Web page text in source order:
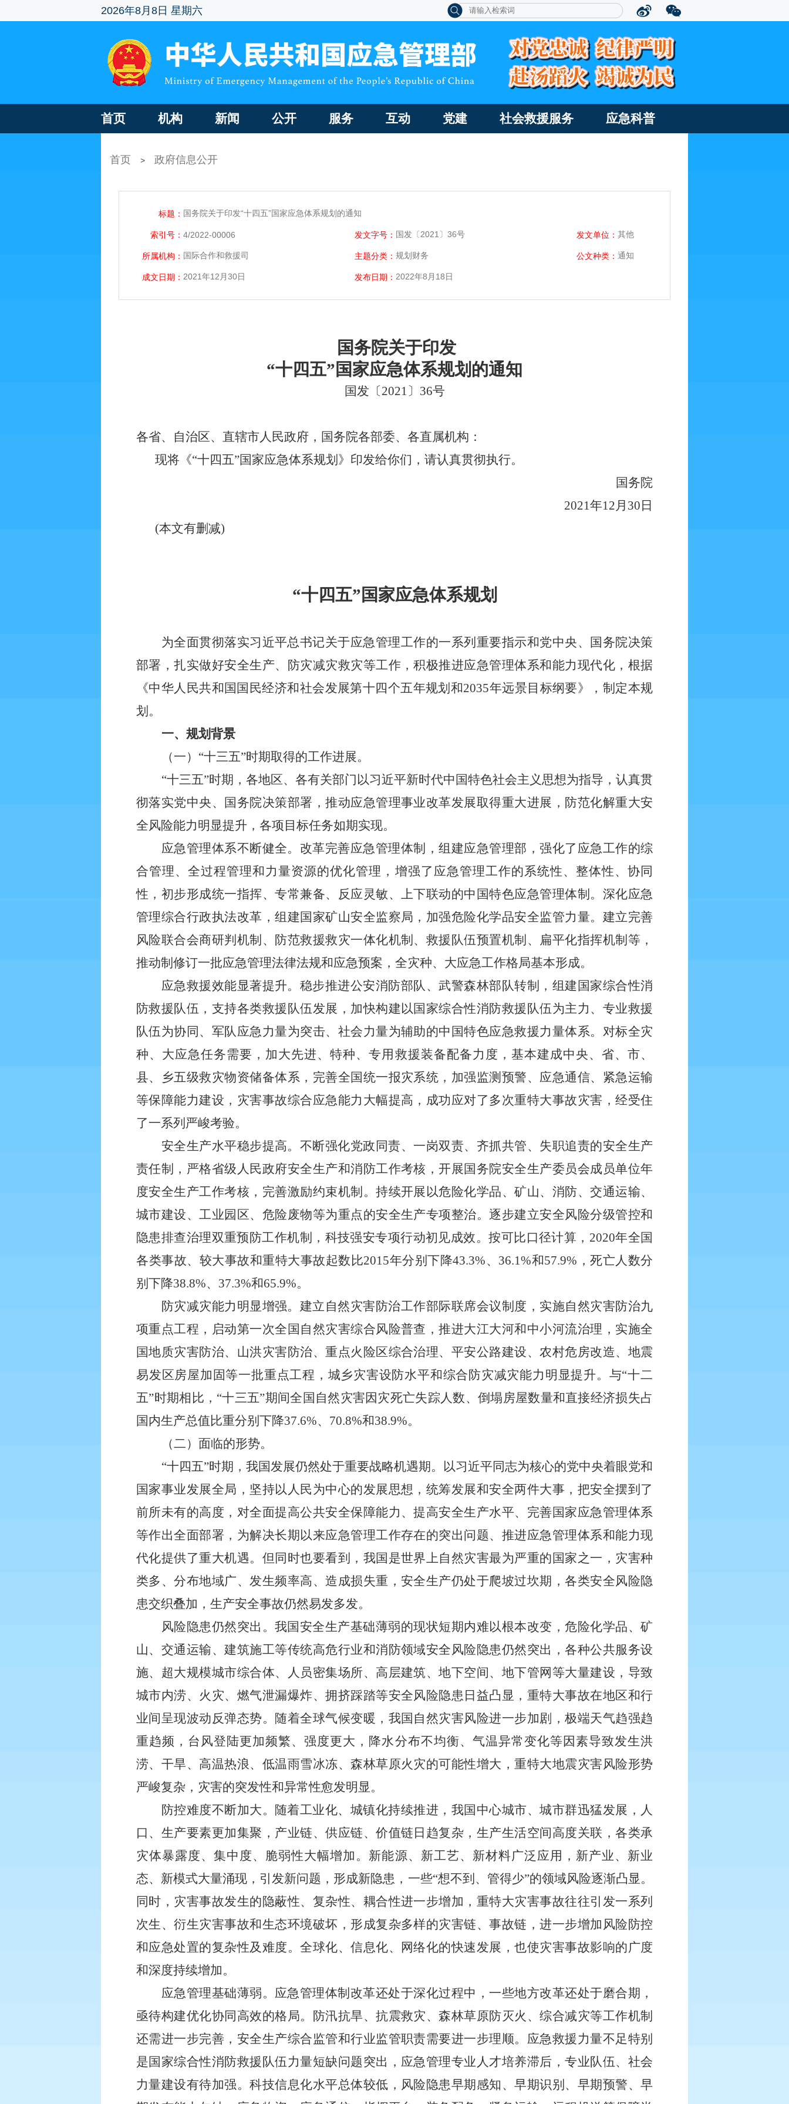
2026年8月8日 星期六
首页 机构 新闻 公开 服务 互动 党建 社会救援服务 应急科普
首页 > 政府信息公开
标题： 国务院关于印发“十四五”国家应急体系规划的通知
索引号： 4/2022-00006 发文字号： 国发〔2021〕36号 发文单位： 其他
所属机构： 国际合作和救援司 主题分类： 规划财务 公文种类： 通知
成文日期： 2021年12月30日 发布日期： 2022年8月18日
国务院关于印发
“十四五”国家应急体系规划的通知
国发〔2021〕36号
各省、自治区、直辖市人民政府，国务院各部委、各直属机构：
现将《“十四五”国家应急体系规划》印发给你们，请认真贯彻执行。
国务院
2021年12月30日
(本文有删减)
“十四五”国家应急体系规划
为全面贯彻落实习近平总书记关于应急管理工作的一系列重要指示和党中央、国务院决策
部署，扎实做好安全生产、防灾减灾救灾等工作，积极推进应急管理体系和能力现代化，根据
《中华人民共和国国民经济和社会发展第十四个五年规划和2035年远景目标纲要》，制定本规
划。
一、规划背景
（一）“十三五”时期取得的工作进展。
“十三五”时期，各地区、各有关部门以习近平新时代中国特色社会主义思想为指导，认真贯
彻落实党中央、国务院决策部署，推动应急管理事业改革发展取得重大进展，防范化解重大安
全风险能力明显提升，各项目标任务如期实现。
应急管理体系不断健全。改革完善应急管理体制，组建应急管理部，强化了应急工作的综
合管理、全过程管理和力量资源的优化管理，增强了应急管理工作的系统性、整体性、协同
性，初步形成统一指挥、专常兼备、反应灵敏、上下联动的中国特色应急管理体制。深化应急
管理综合行政执法改革，组建国家矿山安全监察局，加强危险化学品安全监管力量。建立完善
风险联合会商研判机制、防范救援救灾一体化机制、救援队伍预置机制、扁平化指挥机制等，
推动制修订一批应急管理法律法规和应急预案，全灾种、大应急工作格局基本形成。
应急救援效能显著提升。稳步推进公安消防部队、武警森林部队转制，组建国家综合性消
防救援队伍，支持各类救援队伍发展，加快构建以国家综合性消防救援队伍为主力、专业救援
队伍为协同、军队应急力量为突击、社会力量为辅助的中国特色应急救援力量体系。对标全灾
种、大应急任务需要，加大先进、特种、专用救援装备配备力度，基本建成中央、省、市、
县、乡五级救灾物资储备体系，完善全国统一报灾系统，加强监测预警、应急通信、紧急运输
等保障能力建设，灾害事故综合应急能力大幅提高，成功应对了多次重特大事故灾害，经受住
了一系列严峻考验。
安全生产水平稳步提高。不断强化党政同责、一岗双责、齐抓共管、失职追责的安全生产
责任制，严格省级人民政府安全生产和消防工作考核，开展国务院安全生产委员会成员单位年
度安全生产工作考核，完善激励约束机制。持续开展以危险化学品、矿山、消防、交通运输、
城市建设、工业园区、危险废物等为重点的安全生产专项整治。逐步建立安全风险分级管控和
隐患排查治理双重预防工作机制，科技强安专项行动初见成效。按可比口径计算，2020年全国
各类事故、较大事故和重特大事故起数比2015年分别下降43.3%、36.1%和57.9%，死亡人数分
别下降38.8%、37.3%和65.9%。
防灾减灾能力明显增强。建立自然灾害防治工作部际联席会议制度，实施自然灾害防治九
项重点工程，启动第一次全国自然灾害综合风险普查，推进大江大河和中小河流治理，实施全
国地质灾害防治、山洪灾害防治、重点火险区综合治理、平安公路建设、农村危房改造、地震
易发区房屋加固等一批重点工程，城乡灾害设防水平和综合防灾减灾能力明显提升。与“十二
五”时期相比，“十三五”期间全国自然灾害因灾死亡失踪人数、倒塌房屋数量和直接经济损失占
国内生产总值比重分别下降37.6%、70.8%和38.9%。
（二）面临的形势。
“十四五”时期，我国发展仍然处于重要战略机遇期。以习近平同志为核心的党中央着眼党和
国家事业发展全局，坚持以人民为中心的发展思想，统筹发展和安全两件大事，把安全摆到了
前所未有的高度，对全面提高公共安全保障能力、提高安全生产水平、完善国家应急管理体系
等作出全面部署，为解决长期以来应急管理工作存在的突出问题、推进应急管理体系和能力现
代化提供了重大机遇。但同时也要看到，我国是世界上自然灾害最为严重的国家之一，灾害种
类多、分布地域广、发生频率高、造成损失重，安全生产仍处于爬坡过坎期，各类安全风险隐
患交织叠加，生产安全事故仍然易发多发。
风险隐患仍然突出。我国安全生产基础薄弱的现状短期内难以根本改变，危险化学品、矿
山、交通运输、建筑施工等传统高危行业和消防领域安全风险隐患仍然突出，各种公共服务设
施、超大规模城市综合体、人员密集场所、高层建筑、地下空间、地下管网等大量建设，导致
城市内涝、火灾、燃气泄漏爆炸、拥挤踩踏等安全风险隐患日益凸显，重特大事故在地区和行
业间呈现波动反弹态势。随着全球气候变暖，我国自然灾害风险进一步加剧，极端天气趋强趋
重趋频，台风登陆更加频繁、强度更大，降水分布不均衡、气温异常变化等因素导致发生洪
涝、干旱、高温热浪、低温雨雪冰冻、森林草原火灾的可能性增大，重特大地震灾害风险形势
严峻复杂，灾害的突发性和异常性愈发明显。
防控难度不断加大。随着工业化、城镇化持续推进，我国中心城市、城市群迅猛发展，人
口、生产要素更加集聚，产业链、供应链、价值链日趋复杂，生产生活空间高度关联，各类承
灾体暴露度、集中度、脆弱性大幅增加。新能源、新工艺、新材料广泛应用，新产业、新业
态、新模式大量涌现，引发新问题，形成新隐患，一些“想不到、管得少”的领域风险逐渐凸显。
同时，灾害事故发生的隐蔽性、复杂性、耦合性进一步增加，重特大灾害事故往往引发一系列
次生、衍生灾害事故和生态环境破坏，形成复杂多样的灾害链、事故链，进一步增加风险防控
和应急处置的复杂性及难度。全球化、信息化、网络化的快速发展，也使灾害事故影响的广度
和深度持续增加。
应急管理基础薄弱。应急管理体制改革还处于深化过程中，一些地方改革还处于磨合期，
亟待构建优化协同高效的格局。防汛抗旱、抗震救灾、森林草原防灭火、综合减灾等工作机制
还需进一步完善，安全生产综合监管和行业监管职责需要进一步理顺。应急救援力量不足特别
是国家综合性消防救援队伍力量短缺问题突出，应急管理专业人才培养滞后，专业队伍、社会
力量建设有待加强。科技信息化水平总体较低，风险隐患早期感知、早期识别、早期预警、早